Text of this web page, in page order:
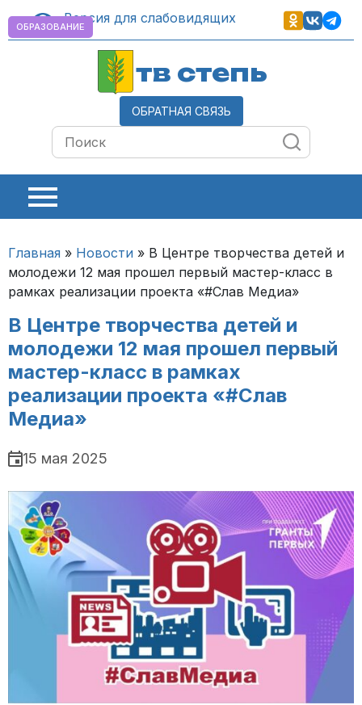
Версия для слабовидящих
тв степь
ОБРАТНАЯ СВЯЗЬ
Главная » Новости » В Центре творчества детей и
молодежи 12 мая прошел первый мастер-класс в
рамках реализации проекта «#Слав Медиа»
В Центре творчества детей и
молодежи 12 мая прошел первый
мастер-класс в рамках
реализации проекта «#Слав
Медиа»
ОБРАЗОВАНИЕ
15 мая 2025